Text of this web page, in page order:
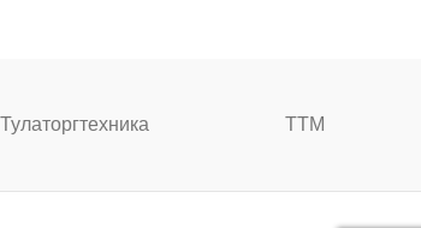
Тулаторгтехника ТТМ